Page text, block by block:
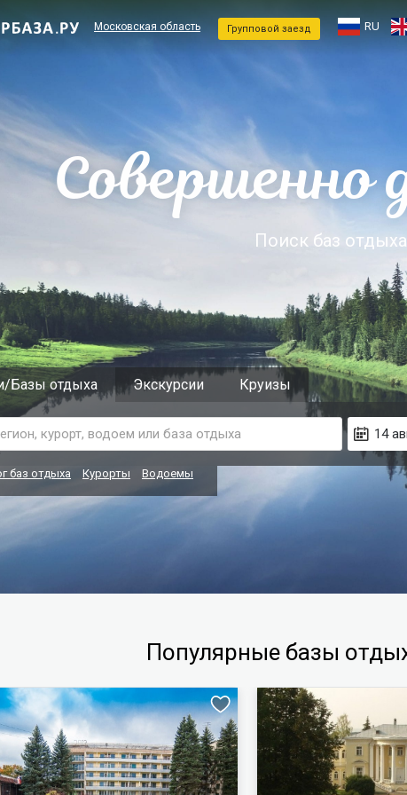
Московская область Групповой заезд RU
Совершенно
Поиск баз
Базы отдыха Экскурсии Круизы
баз отдыха Курорты Водоемы
Популярные базы